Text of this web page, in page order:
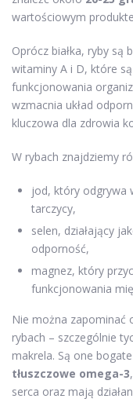
wartościowym
Oprócz białka, ryby są
witaminy A i D, które
funkcjonowania
wzmacnia układ
kluczowa dla zdrowia
W rybach znajdziemy
jod, który odgrywa
tarczycy,
selen, działający
odporność,
magnez, który
funkcjonowania
Nie można zapominać
rybach – szczególnie
makrela. Są one
tłuszczowe omega-3
serca oraz mają